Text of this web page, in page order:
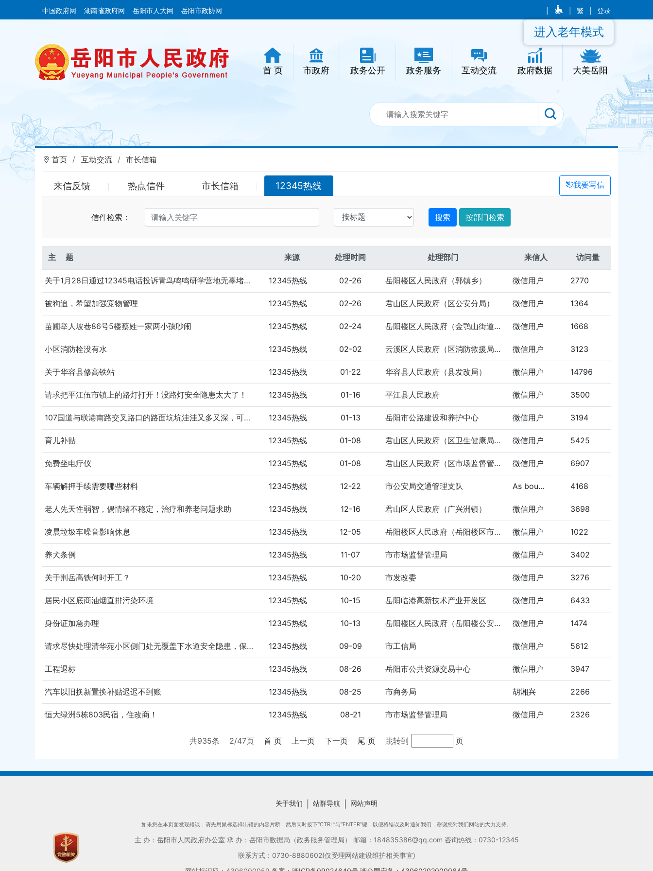
中国政府网 湖南省政府网 岳阳市人大网 岳阳市政协网 繁 登录
首 页 市政府 政务公开 政务服务 互动交流 政府数据 大美岳阳
进入老年模式
首页 互动交流 市长信箱
来信反馈 热点信件 市长信箱 12345热线 我要写信
信件检索： 搜索 按部门检索
主 题 来源 处理时间 处理部门 来信人 访问量
关于1月28日通过12345电话投诉青鸟鸣鸣研学营地无辜堵路一直... 12345热线 02-26 岳阳楼区人民政府（郭镇乡） 微信用户 2770
被狗追，希望加强宠物管理 12345热线 02-26 君山区人民政府（区公安分局） 微信用户 1364
苗圃举人坡巷86号5楼蔡姓一家两小孩吵闹 12345热线 02-24 岳阳楼区人民政府（金鹗山街道办事处） 微信用户 1668
小区消防栓没有水 12345热线 02-02 云溪区人民政府（区消防救援局） 微信用户 3123
关于华容县修高铁站 12345热线 01-22 华容县人民政府（县发改局） 微信用户 14796
请求把平江伍市镇上的路灯打开！没路灯安全隐患太大了！ 12345热线 01-16 平江县人民政府 微信用户 3500
107国道与联港南路交叉路口的路面坑坑洼洼又多又深，可以修复下吗... 12345热线 01-13 岳阳市公路建设和养护中心 微信用户 3194
育儿补贴 12345热线 01-08 君山区人民政府（区卫生健康局） 微信用户 5425
免费坐电疗仪 12345热线 01-08 君山区人民政府（区市场监督管理局） 微信用户 6907
车辆解押手续需要哪些材料 12345热线 12-22 市公安局交通管理支队 As bou... 4168
老人先天性弱智，偶情绪不稳定，治疗和养老问题求助 12345热线 12-16 君山区人民政府（广兴洲镇） 微信用户 3698
凌晨垃圾车噪音影响休息 12345热线 12-05 岳阳楼区人民政府（岳阳楼区市容环境卫生中心） 微信用户 1022
养犬条例 12345热线 11-07 市市场监督管理局 微信用户 3402
关于荆岳高铁何时开工？ 12345热线 10-20 市发改委 微信用户 3276
居民小区底商油烟直排污染环境 12345热线 10-15 岳阳临港高新技术产业开发区 微信用户 6433
身份证加急办理 12345热线 10-13 岳阳楼区人民政府（岳阳楼公安分局） 微信用户 1474
请求尽快处理清华苑小区侧门处无覆盖下水道安全隐患，保障出行安全 12345热线 09-09 市工信局 微信用户 5612
工程退标 12345热线 08-26 岳阳市公共资源交易中心 微信用户 3947
汽车以旧换新置换补贴迟迟不到账 12345热线 08-25 市商务局 胡湘兴 2266
恒大绿洲5栋803民宿，住改商！ 12345热线 08-21 市市场监督管理局 微信用户 2326
共935条 2/47页 首 页 上一页 下一页 尾 页 跳转到 页
关于我们 站群导航 网站声明
如果您在本页面发现错误，请先用鼠标选择出错的内容片断，然后同时按下“CTRL”与“ENTER”键，以便将错误及时通知我们，谢谢您对我们网站的大力支持。
主 办：岳阳市人民政府办公室 承 办：岳阳市数据局（政务服务管理局） 邮箱：184835386@qq.com 咨询热线：0730-12345
联系方式：0730-8880602(仅受理网站建设维护相关事宜)